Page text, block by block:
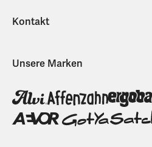
Kontakt
Unsere Marken